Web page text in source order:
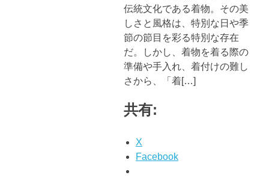
伝統文化である着物。その美
しさと風格は、特別な日や季
節の節目を彩る特別な存在
だ。しかし、着物を着る際の
準備や手入れ、着付けの難し
さから、「着[…]
共有:
X
Facebook